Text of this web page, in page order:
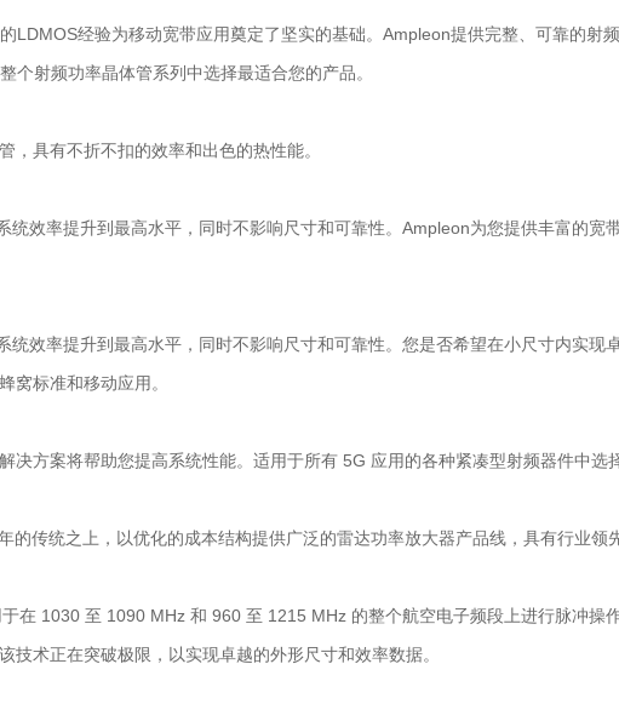
经验为移动宽带应用奠定了坚实的基础。Ampleon提供完整、可靠的射
个射频功率晶体管系列中选择最适合您的产品。
具有不折不扣的效率和出色的热性能。
率提升到最高水平，同时不影响尺寸和可靠性。Ampleon为您提供丰富的宽
率提升到最高水平，同时不影响尺寸和可靠性。您是否希望在小尺寸内实现
窝标准和移动应用。
方案将帮助您提高系统性能。适用于所有 5G 应用的各种紧凑型射频器件中选
传统之上，以优化的成本结构提供广泛的雷达功率放大器产品线，具有行业领
1030 至 1090 MHz 和 960 至 1215 MHz 的整个航空电子频段上进行脉冲操
技术正在突破极限，以实现卓越的外形尺寸和效率数据。